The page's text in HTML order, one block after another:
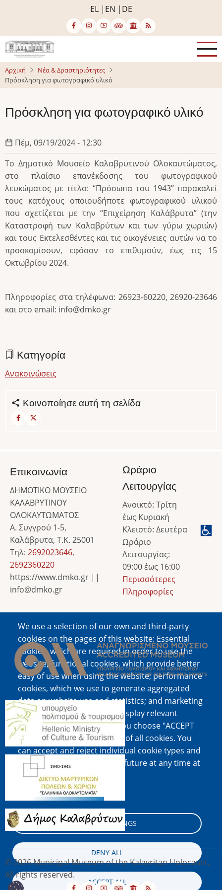
κυρίως
περιεχόμενο
EL EN DE
Αρχική
Νέα & Δραστηριότητες
Πρόσκληση για φωτογραφικό υλικό
Πρόσκληση για φωτογραφικό υλικό
Πέμ, 09/19/2024 - 12:30
Το Δημοτικό Μουσείο Καλαβρυτινού Ολοκαυτώματος,
στο πλαίσιο επανέκδοσης του φωτογραφικού
λευκώματος με τίτλο: “Πρόσωπα του 1943” παρακαλεί
τους κατόχους οποιουδήποτε φωτογραφικού υλικού
που σχετίζεται με την “Επιχείρηση Καλάβρυτα” (την
Καταστροφή των Καλαβρύτων και των γύρω χωριών)
και τους Εκτελεσθέντες και τις οικογένειες αυτών να το
προσκομίσουν, εφόσον το επιθυμούν, έως τις 15
Οκτωβρίου 2024.
Πληροφορίες στα τηλέφωνα: 26923-60220, 26920-23646
και στο email: info@dmko.gr
Κατηγορία
Ανακοινώσεις
Κοινοποίησε αυτή τη σελίδα
We use a selection of our own and third-party
cookies on the pages of this website: Essential
cookies, which are required in order to use the
website; functional cookies, which provide better
easy of use when using the website; performance
cookies, which we use to generate aggregated
data on website use and statistics; and marketing
cookies, which are used to display relevant
content and advertising. If you choose "ACCEPT
ALL", you consent to the use of all cookies. You
can accept and reject individual cookie types and
revoke your consent for the future at any time at
"Settings".
Cookie documentation
COOKIE SETTINGS
DENY ALL
ACCEPT ALL
Επικοινωνία
ΔΗΜΟΤΙΚΟ ΜΟΥΣΕΙΟ
ΚΑΛΑΒΡΥΤΙΝΟΥ
ΟΛΟΚΑΥΤΩΜΑΤΟΣ
Α. Συγγρού 1-5,
Καλάβρυτα, Τ.Κ. 25001
Τηλ: 2692023646,
2692360220
https://www.dmko.gr ||
info@dmko.gr
Ωράριο
Λειτουργίας
Ανοικτό: Τρίτη
έως Κυριακή
Κλειστό: Δευτέρα
Ωράριο
Λειτουργίας:
09:00 έως 16:00
Περισσότερες
Πληροφορίες
Image
Image
Image
Image
© 2026 Municipal Museum of the Kalavritan Holocaust,
All rights reserved.